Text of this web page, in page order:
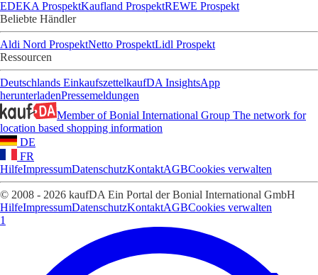
EDEKA ProspektKaufland ProspektREWE Prospekt
Beliebte Händler
Aldi Nord ProspektNetto ProspektLidl Prospekt
Ressourcen
Deutschlands EinkaufszettelkaufDA InsightsApp
herunterladenPressemeldungen
Member of Bonial International Group The network for
location based shopping information
DE
FR
HilfeImpressumDatenschutzKontaktAGBCookies verwalten
© 2008 - 2026 kaufDA Ein Portal der Bonial International GmbH
HilfeImpressumDatenschutzKontaktAGBCookies verwalten
1